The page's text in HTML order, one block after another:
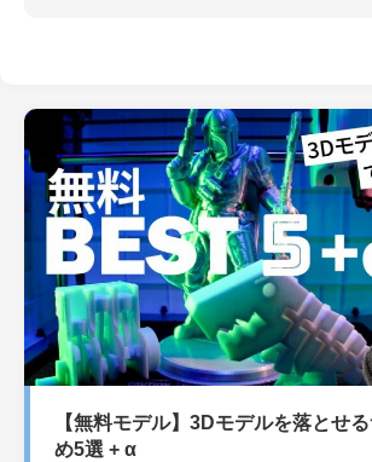
【無料モデル】3Dモデルを落とせ
め5選 + α